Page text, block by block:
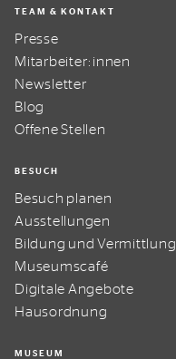
TEAM & KONTAKT
Presse
Mitarbeiter:innen
Newsletter
Blog
Offene Stellen
BESUCH
Besuch planen
Ausstellungen
Bildung und Vermittlung
Museumscafé
Digitale Angebote
Hausordnung
MUSEUM